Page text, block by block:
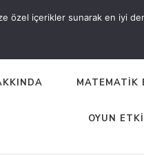
ETKİNLİKLER
MATEMATİK
OYUN
özel içerikler sunarak en iyi